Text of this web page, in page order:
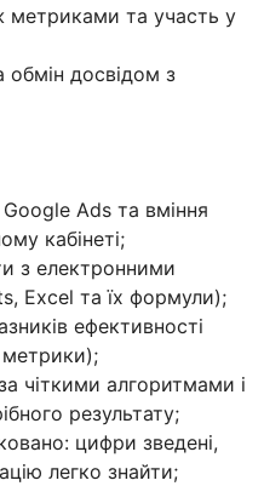
метриками та участь у
обмін досвідом з
Ads та вміння
кабінеті;
з електронними
Excel та їх формули);
ефективності
метрики);
чіткими алгоритмами і
результату;
цифри зведені,
легко знайти;